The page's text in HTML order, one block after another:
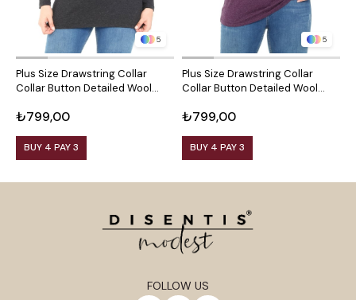
5
Plus Size Drawstring Collar
Collar Button Detailed Wool
₺799,00
BUY 4 PAY 3
5
Plus Size Drawstring Collar
Collar Button Detailed Wool
₺799,00
BUY 4 PAY 3
FOLLOW US